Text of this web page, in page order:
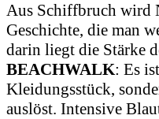
Aus Schiffbruch wird
Geschichte, die man
darin liegt die Stärke
BEACHWALK: Es
Kleidungsstück,
auslöst. Intensive